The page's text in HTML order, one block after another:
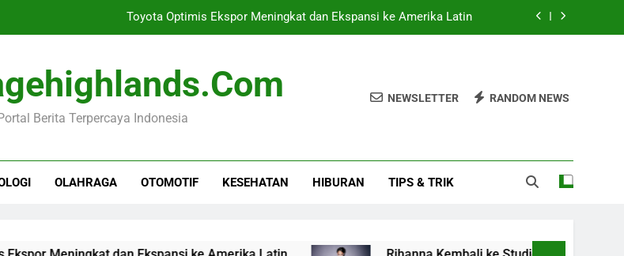
Toyota Optimis Ekspor Meningkat dan Ekspansi ke Amerika Latin
Nissan Luncurkan Navara PRO-4X di GIIAS 2026
10 Tahun UU Disabilitas: Fokus pada Hasil, Bukan Regulasi
Rihanna Kembali ke Studio, AAP Rocky Ungkap Album Baru
Berita Terpercaya Indonesia
NEWSLETTER RANDOM NEWS
OLAHRAGA OTOMOTIF KESEHATAN HIBURAN TIPS & TRIK